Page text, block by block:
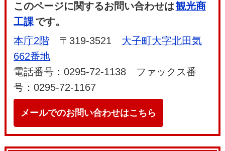
このページに関するお問い合わせは観光商
工課です。
本庁2階 〒319-3521 大子町大字北田気
662番地
電話番号：0295-72-1138 ファックス番
号：0295-72-1167
メールでのお問い合わせはこちら